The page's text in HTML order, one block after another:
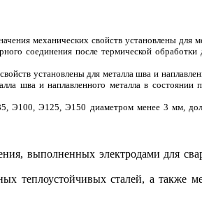
механических свойств установлены для
соединения после термической
установлены для металла шва и
шва и наплавленного металла в состоянии
Э100, Э125, Э150 диаметром менее 3 мм,
выполненных электродами для
теплоустойчивых сталей, а также